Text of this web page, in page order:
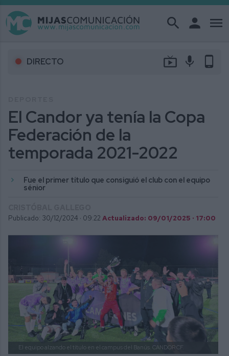
search person menu
DIRECTO live_tv mic phone_android
El Candor ya tenía la Copa
Federación de la
temporada 2021-2022
Fue el primer título que consiguió el club con el equipo
sénior
Publicado: 30/12/2024 · 09:22 Actualizado: 09/01/2025 · 17:00
El equipo alzando el título en el campus del Banús.CANDOR CF.